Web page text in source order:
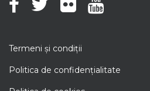
Termeni şi condiţii
Politica de confidenţialitate